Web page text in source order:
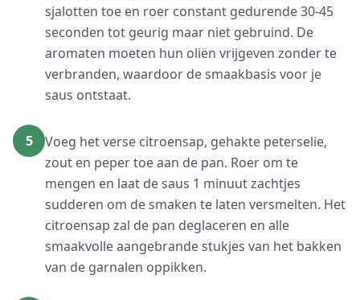
sjalotten toe en roer constant gedurende 30-45
seconden tot geurig maar niet gebruind. De
aromaten moeten hun oliën vrijgeven zonder te
verbranden, waardoor de smaakbasis voor je
saus ontstaat.
5
Voeg het verse citroensap, gehakte peterselie,
zout en peper toe aan de pan. Roer om te
mengen en laat de saus 1 minuut zachtjes
sudderen om de smaken te laten versmelten. Het
citroensap zal de pan deglaceren en alle
smaakvolle aangebrande stukjes van het bakken
van de garnalen oppikken.